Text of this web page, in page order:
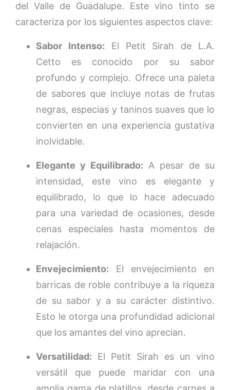
del Valle de Guadalupe. Este vino tinto se
caracteriza por los siguientes aspectos clave:
Sabor Intenso: El Petit Sirah de L.A.
Cetto es conocido por su sabor
profundo y complejo. Ofrece una paleta
de sabores que incluye notas de frutas
negras, especias y taninos suaves que lo
convierten en una experiencia gustativa
inolvidable.
Elegante y Equilibrado: A pesar de su
intensidad, este vino es elegante y
equilibrado, lo que lo hace adecuado
para una variedad de ocasiones, desde
cenas especiales hasta momentos de
relajación.
Envejecimiento: El envejecimiento en
barricas de roble contribuye a la riqueza
de su sabor y a su carácter distintivo.
Esto le otorga una profundidad adicional
que los amantes del vino aprecian.
Versatilidad: El Petit Sirah es un vino
versátil que puede maridar con una